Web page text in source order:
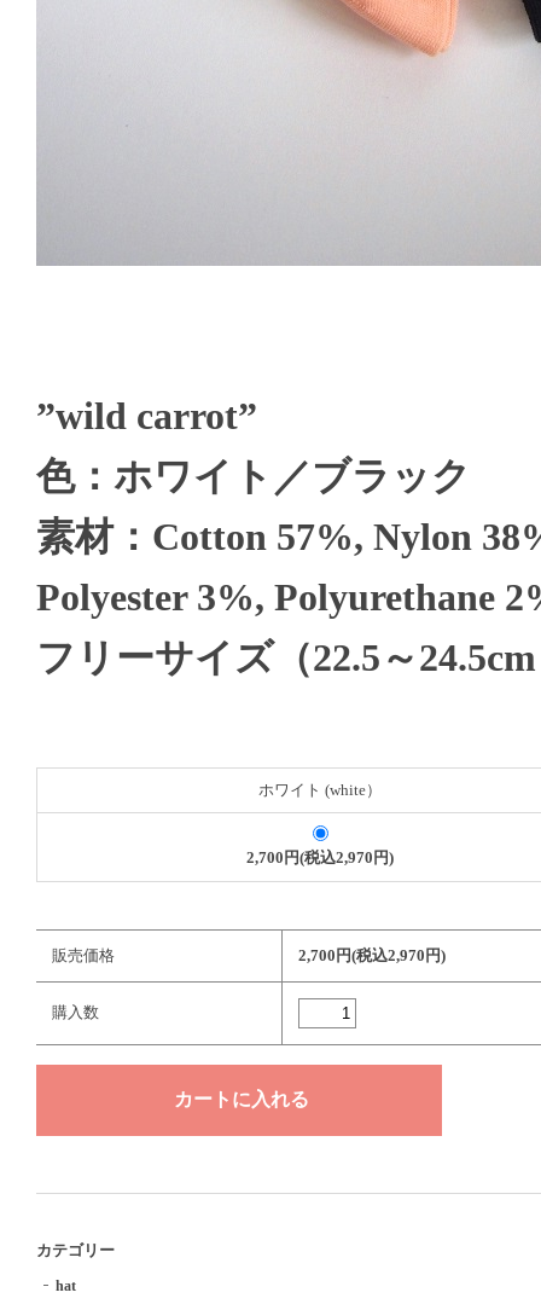
”wild carrot”
色：ホワイト／ブラック
素材：Cotton 57%, Nylon
Polyester 3%, Polyurethane
フリーサイズ（22.5～
ホワイト (white）
2,700円(税込2,970円)
販売価格 2,700円(税込2,970円)
購入数
カテゴリー
hat